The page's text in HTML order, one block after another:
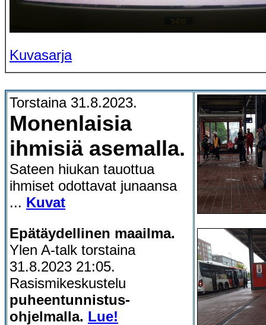
Kuvasarja
Torstaina 31.8.2023.
Monenlaisia
ihmisiä asemalla.
Sateen hiukan tauottua
ihmiset odottavat junaansa
... Kuvat
Epätäydellinen maailma.
Ylen A-talk torstaina
31.8.2023 21:05.
Rasismikeskustelu
puheentunnistus-
ohjelmalla. Lue!